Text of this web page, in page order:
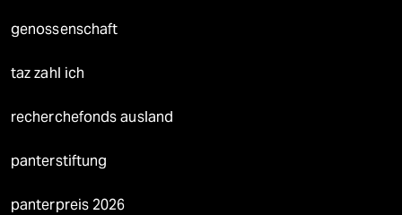
genossenschaft
taz zahl ich
recherchefonds ausland
panterstiftung
panterpreis 2026